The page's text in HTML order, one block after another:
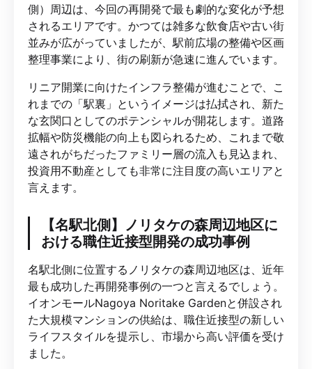
側）周辺は、今回の再開発で最も劇的な変化が予想
されるエリアです。かつては雑多な飲食店や古い街
並みが広がっていましたが、駅前広場の整備や区画
整理事業により、街の刷新が急速に進んでいます。
リニア開業に向けたインフラ整備が進むことで、こ
れまでの「駅裏」というイメージは払拭され、新た
な玄関口としてのポテンシャルが開花します。道路
拡幅や防災機能の向上も図られるため、これまで敬
遠されがちだったファミリー層の流入も見込まれ、
投資用不動産としても非常に注目度の高いエリアと
言えます。
【名駅北側】ノリタケの森周辺地区に
おける職住近接型開発の成功事例
名駅北側に位置するノリタケの森周辺地区は、近年
最も成功した再開発事例の一つと言えるでしょう。
イオンモールNagoya Noritake Gardenと併設され
た大規模マンションの供給は、職住近接型の新しい
ライフスタイルを提示し、市場から高い評価を受け
ました。